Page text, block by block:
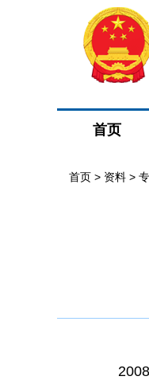
首页
首页 > 资料 >
2008年